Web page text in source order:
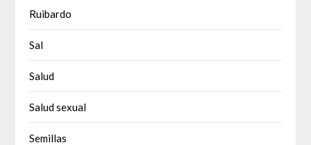
Ruibardo
Sal
Salud
Salud sexual
Semillas